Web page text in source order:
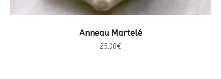
CHOIX DES OPTIONS
Anneau Martelé
25.00€